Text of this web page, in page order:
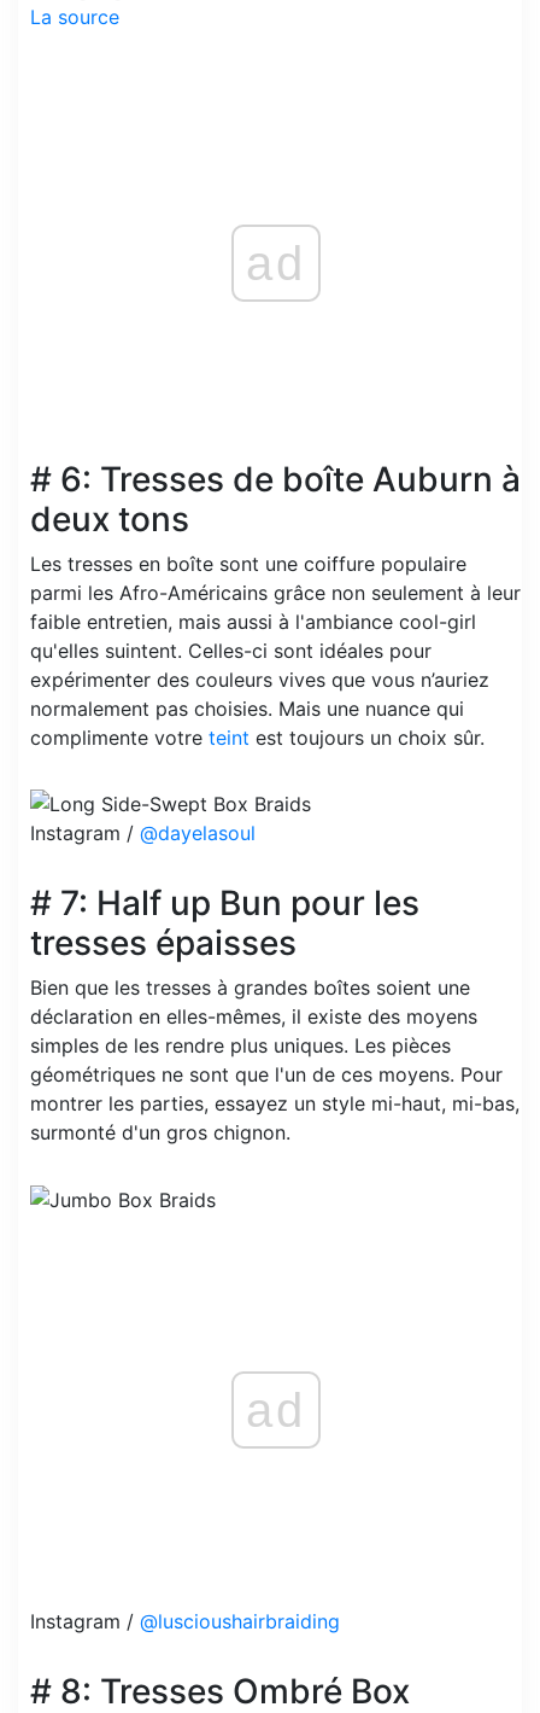
La source
ad
# 6: Tresses de boîte Auburn à
deux tons
Les tresses en boîte sont une coiffure populaire
parmi les Afro-Américains grâce non seulement à leur
faible entretien, mais aussi à l'ambiance cool-girl
qu'elles suintent. Celles-ci sont idéales pour
expérimenter des couleurs vives que vous n’auriez
normalement pas choisies. Mais une nuance qui
complimente votre teint est toujours un choix sûr.
Instagram / @dayelasoul
# 7: Half up Bun pour les
tresses épaisses
Bien que les tresses à grandes boîtes soient une
déclaration en elles-mêmes, il existe des moyens
simples de les rendre plus uniques. Les pièces
géométriques ne sont que l'un de ces moyens. Pour
montrer les parties, essayez un style mi-haut, mi-bas,
surmonté d'un gros chignon.
ad
Instagram / @luscioushairbraiding
# 8: Tresses Ombré Box